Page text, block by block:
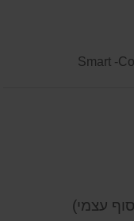
Smart -
עצמי)